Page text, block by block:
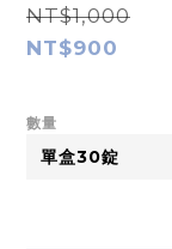
NT$1,000
NT$900
數量